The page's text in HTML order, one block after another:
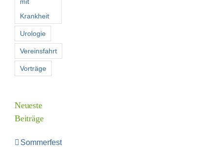
Krankheit
Urologie
Vereinsfahrt
Vorträge
Neueste
Beiträge
Sommerfest